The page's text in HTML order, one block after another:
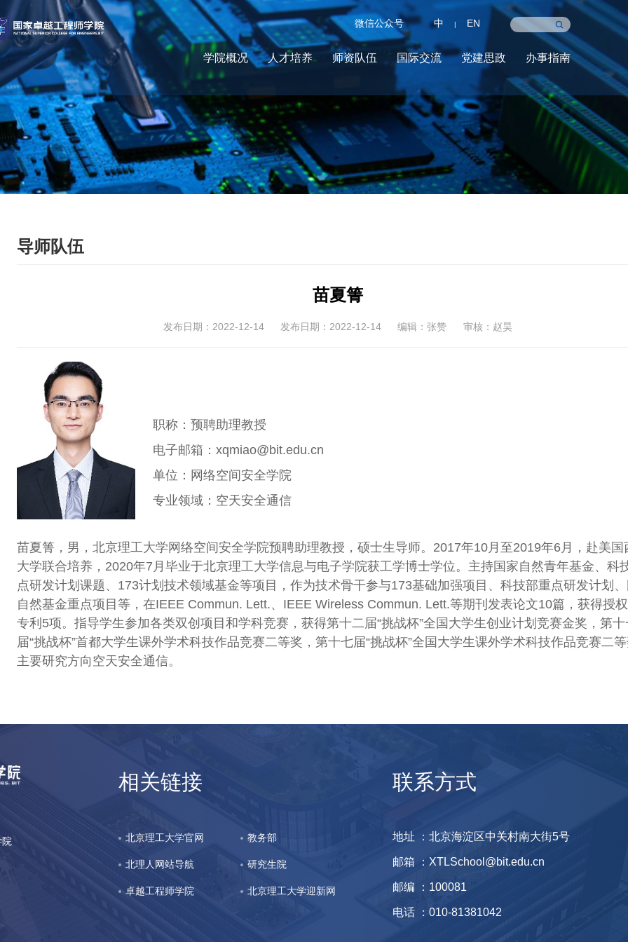
学院概况 人才培养 师资队伍 国际交流 党建思政 办事指南
微信公众号 中 | EN
导师队伍
苗夏箐
发布日期：2022-12-14 发布日期：2022-12-14 编辑：张赞 审核：赵昊
职称：预聘助理教授
电子邮箱：xqmiao@bit.edu.cn
单位：网络空间安全学院
专业领域：空天安全通信
苗夏箐，男，北京理工大学网络空间安全学院预聘助理教授，硕士生导师。2017年10月至2019年6月，赴美国
大学联合培养，2020年7月毕业于北京理工大学信息与电子学院获工学博士学位。主持国家自然青年基金、科
点研发计划课题、173计划技术领域基金等项目，作为技术骨干参与173基础加强项目、科技部重点研发计划
自然基金重点项目等，在IEEE Commun. Lett.、IEEE Wireless Commun. Lett.等期刊发表论文10篇，获得授
专利5项。指导学生参加各类双创项目和学科竞赛，获得第十二届“挑战杯”全国大学生创业计划竞赛金奖，第十
届“挑战杯”首都大学生课外学术科技作品竞赛二等奖，第十七届“挑战杯”全国大学生课外学术科技作品竞赛二
主要研究方向空天安全通信。
院
相关链接
北京理工大学官网 教务部
北理人网站导航 研究生院
卓越工程师学院 北京理工大学迎新网
联系方式
地址 ：北京海淀区中关村南大街5号
邮箱 ：XTLSchool@bit.edu.cn
邮编 ：100081
电话 ：010-81381042